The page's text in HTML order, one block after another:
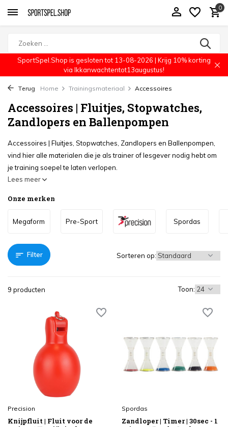
0
SportSpel.Shop is gesloten tot 13-08-2026 | Krijg 10% korting
via Ikkanwachtentot13augustus!
Terug Home Trainingsmateriaal Accessoires
Accessoires | Fluitjes, Stopwatches,
Zandlopers en Ballenpompen
Accessoires | Fluitjes, Stopwatches, Zandlopers en Ballenpompen,
vind hier alle materialen die je als trainer of lesgever nodig hebt om
je training soepel te laten verlopen.
Lees meer
Onze merken
Megaform Pre-Sport Spordas
Filter
9 producten Toon:
Sorteren op:
Precision
Knijpfluit | Fluit voor de
Spordas
Zandloper | Timer | 30sec - 1